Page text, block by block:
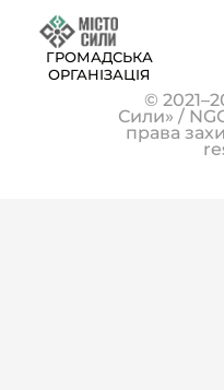
ГРОМАДСЬКА
ОРГАНІЗАЦІЯ
©
Сили» /
права